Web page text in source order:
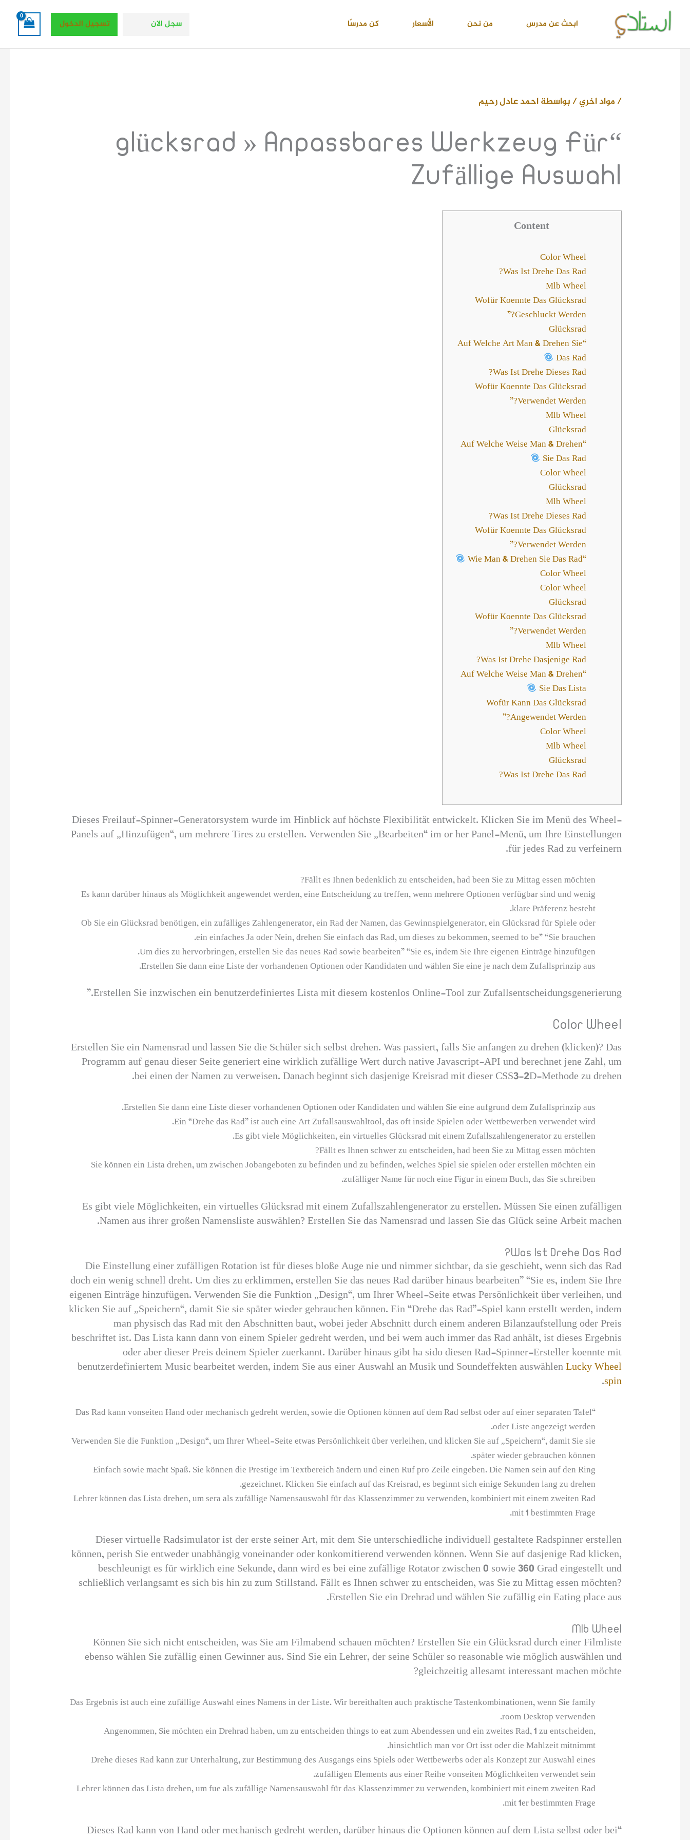
تخطي
المحتوى
ابحث عن مدرس من نحن الأسعار كن مدرسًا سجل الان تسجيل الدخول
/ مواد اخري/ بواسطةاحمد عادل رحيم
“glücksrad » Anpassbares Werkzeug Für
Zufällige Auswahl
Content
Color Wheel
Was Ist Drehe Das Rad?
Mlb Wheel
Wofür Koennte Das Glücksrad
Geschluckt Werden?”
Glücksrad
“Auf Welche Art Man & Drehen Sie
Das Rad
Was Ist Drehe Dieses Rad?
Wofür Koennte Das Glücksrad
Verwendet Werden?”
Mlb Wheel
Glücksrad
“Auf Welche Weise Man & Drehen
Sie Das Rad
Color Wheel
Glücksrad
Mlb Wheel
Was Ist Drehe Dieses Rad?
Wofür Koennte Das Glücksrad
Verwendet Werden?”
“Wie Man & Drehen Sie Das Rad
Color Wheel
Color Wheel
Glücksrad
Wofür Koennte Das Glücksrad
Verwendet Werden?”
Mlb Wheel
Was Ist Drehe Dasjenige Rad?
“Auf Welche Weise Man & Drehen
Sie Das Lista
Wofür Kann Das Glücksrad
Angewendet Werden?”
Color Wheel
Mlb Wheel
Glücksrad
Was Ist Drehe Das Rad?
Dieses Freilauf-Spinner-Generatorsystem wurde im Hinblick auf höchste Flexibilität entwickelt. Klicken Sie im Menü des Wheel-
Panels auf „Hinzufügen“, um mehrere Tires zu erstellen. Verwenden Sie „Bearbeiten“ im or her Panel-Menü, um Ihre Einstellungen
für jedes Rad zu verfeinern.
Fällt es Ihnen bedenklich zu entscheiden, had been Sie zu Mittag essen möchten?
Es kann darüber hinaus als Möglichkeit angewendet werden, eine Entscheidung zu treffen, wenn mehrere Optionen verfügbar sind und wenig
klare Präferenz besteht.
Ob Sie ein Glücksrad benötigen, ein zufälliges Zahlengenerator, ein Rad der Namen, das Gewinnspielgenerator, ein Glücksrad für Spiele oder
ein einfaches Ja oder Nein, drehen Sie einfach das Rad, um dieses zu bekommen, seemed to be” “Sie brauchen.
Um dies zu hervorbringen, erstellen Sie das neues Rad sowie bearbeiten” “Sie es, indem Sie Ihre eigenen Einträge hinzufügen.
Erstellen Sie dann eine Liste der vorhandenen Optionen oder Kandidaten und wählen Sie eine je nach dem Zufallsprinzip aus.
Erstellen Sie inzwischen ein benutzerdefiniertes Lista mit diesem kostenlos Online-Tool zur Zufallsentscheidungsgenerierung.”
Color Wheel
Erstellen Sie ein Namensrad und lassen Sie die Schüler sich selbst drehen. Was passiert, falls Sie anfangen zu drehen (klicken)? Das
Programm auf genau dieser Seite generiert eine wirklich zufällige Wert durch native Javascript-API und berechnet jene Zahl, um
bei einen der Namen zu verweisen. Danach beginnt sich dasjenige Kreisrad mit dieser CSS3-2D-Methode zu drehen.
Erstellen Sie dann eine Liste dieser vorhandenen Optionen oder Kandidaten und wählen Sie eine aufgrund dem Zufallsprinzip aus.
Ein “Drehe das Rad” ist auch eine Art Zufallsauswahltool, das oft inside Spielen oder Wettbewerben verwendet wird.
Es gibt viele Möglichkeiten, ein virtuelles Glücksrad mit einem Zufallszahlengenerator zu erstellen.
Fällt es Ihnen schwer zu entscheiden, had been Sie zu Mittag essen möchten?
Sie können ein Lista drehen, um zwischen Jobangeboten zu befinden und zu befinden, welches Spiel sie spielen oder erstellen möchten ein
zufälliger Name für noch eine Figur in einem Buch, das Sie schreiben.
Es gibt viele Möglichkeiten, ein virtuelles Glücksrad mit einem Zufallszahlengenerator zu erstellen. Müssen Sie einen zufälligen
Namen aus ihrer großen Namensliste auswählen? Erstellen Sie das Namensrad und lassen Sie das Glück seine Arbeit machen.
Was Ist Drehe Das Rad?
Die Einstellung einer zufälligen Rotation ist für dieses bloße Auge nie und nimmer sichtbar, da sie geschieht, wenn sich das Rad
doch ein wenig schnell dreht. Um dies zu erklimmen, erstellen Sie das neues Rad darüber hinaus bearbeiten” “Sie es, indem Sie Ihre
eigenen Einträge hinzufügen. Verwenden Sie die Funktion „Design“, um Ihrer Wheel-Seite etwas Persönlichkeit über verleihen, und
klicken Sie auf „Speichern“, damit Sie sie später wieder gebrauchen können. Ein “Drehe das Rad”-Spiel kann erstellt werden, indem
man physisch das Rad mit den Abschnitten baut, wobei jeder Abschnitt durch einem anderen Bilanzaufstellung oder Preis
beschriftet ist. Das Lista kann dann von einem Spieler gedreht werden, und bei wem auch immer das Rad anhält, ist dieses Ergebnis
oder aber dieser Preis deinem Spieler zuerkannt. Darüber hinaus gibt ha sido diesen Rad-Spinner-Ersteller koennte mit
benutzerdefiniertem Music bearbeitet werden, indem Sie aus einer Auswahl an Musik und Soundeffekten auswählenLucky Wheel
spin
.
“Das Rad kann vonseiten Hand oder mechanisch gedreht werden, sowie die Optionen können auf dem Rad selbst oder auf einer separaten Tafel
oder Liste angezeigt werden.
Verwenden Sie die Funktion „Design“, um Ihrer Wheel-Seite etwas Persönlichkeit über verleihen, und klicken Sie auf „Speichern“, damit Sie sie
später wieder gebrauchen können.
Einfach sowie macht Spaß. Sie können die Prestige im Textbereich ändern und einen Ruf pro Zeile eingeben. Die Namen sein auf den Ring
gezeichnet. Klicken Sie einfach auf das Kreisrad, es beginnt sich einige Sekunden lang zu drehen.
Lehrer können das Lista drehen, um sera als zufällige Namensauswahl für das Klassenzimmer zu verwenden, kombiniert mit einem zweiten Rad
mit 1 bestimmten Frage.
Dieser virtuelle Radsimulator ist der erste seiner Art, mit dem Sie unterschiedliche individuell gestaltete Radspinner erstellen
können, perish Sie entweder unabhängig voneinander oder konkomitierend verwenden können. Wenn Sie auf dasjenige Rad klicken,
beschleunigt es für wirklich eine Sekunde, dann wird es bei eine zufällige Rotator zwischen 0 sowie 360 Grad eingestellt und
schließlich verlangsamt es sich bis hin zu zum Stillstand. Fällt es Ihnen schwer zu entscheiden, was Sie zu Mittag essen möchten?
Erstellen Sie ein Drehrad und wählen Sie zufällig ein Eating place aus.
Mlb Wheel
Können Sie sich nicht entscheiden, was Sie am Filmabend schauen möchten? Erstellen Sie ein Glücksrad durch einer Filmliste
ebenso wählen Sie zufällig einen Gewinner aus. Sind Sie ein Lehrer, der seine Schüler so reasonable wie möglich auswählen und
gleichzeitig allesamt interessant machen möchte?
Das Ergebnis ist auch eine zufällige Auswahl eines Namens in der Liste. Wir bereithalten auch praktische Tastenkombinationen, wenn Sie family
room Desktop verwenden.
Angenommen, Sie möchten ein Drehrad haben, um zu entscheiden things to eat zum Abendessen und ein zweites Rad, 1 zu entscheiden,
hinsichtlich man vor Ort isst oder die Mahlzeit mitnimmt.
Drehe dieses Rad kann zur Unterhaltung, zur Bestimmung des Ausgangs eins Spiels oder Wettbewerbs oder als Konzept zur Auswahl eines
zufälligen Elements aus einer Reihe vonseiten Möglichkeiten verwendet sein.
Lehrer können das Lista drehen, um fue als zufällige Namensauswahl für das Klassenzimmer zu verwenden, kombiniert mit einem zweiten Rad
mit 1er bestimmten Frage.
“Dieses Rad kann von Hand oder mechanisch gedreht werden, darüber hinaus die Optionen können auf dem Lista selbst oder bei